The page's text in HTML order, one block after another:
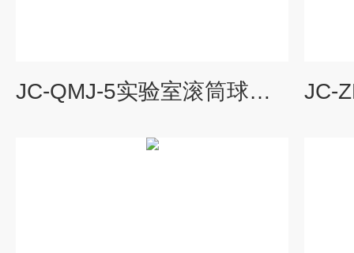
JC-QMJ-5实验室滚筒球磨机